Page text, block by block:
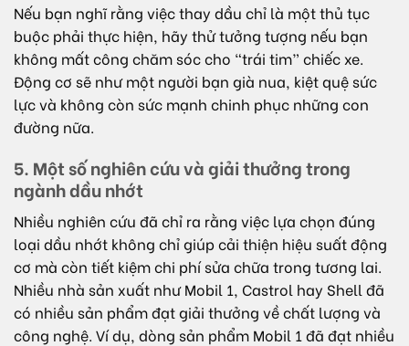
Nếu bạn nghĩ rằng việc thay dầu chỉ là một thủ tục
buộc phải thực hiện, hãy thử tưởng tượng nếu bạn
không mất công chăm sóc cho “trái tim” chiếc xe.
Động cơ sẽ như một người bạn già nua, kiệt quệ sức
lực và không còn sức mạnh chinh phục những con
đường nữa.
5. Một số nghiên cứu và giải thưởng trong
ngành dầu nhớt
Nhiều nghiên cứu đã chỉ ra rằng việc lựa chọn đúng
loại dầu nhớt không chỉ giúp cải thiện hiệu suất động
cơ mà còn tiết kiệm chi phí sửa chữa trong tương lai.
Nhiều nhà sản xuất như Mobil 1, Castrol hay Shell đã
có nhiều sản phẩm đạt giải thưởng về chất lượng và
công nghệ. Ví dụ, dòng sản phẩm Mobil 1 đã đạt nhiều